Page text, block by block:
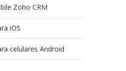
Zoho CRM
iOS
celulares Android